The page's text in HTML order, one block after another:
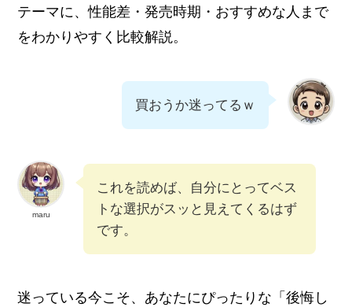
テーマに、性能差・発売時期・おすすめな人まで
をわかりやすく比較解説。
買おうか迷ってるｗ
maru
これを読めば、自分にとってベス
トな選択がスッと見えてくるはず
です。
迷っている今こそ、あなたにぴったりな「後悔し